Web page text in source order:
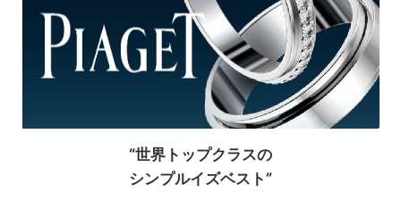
“世界トップクラスの
シンプルイズベスト”